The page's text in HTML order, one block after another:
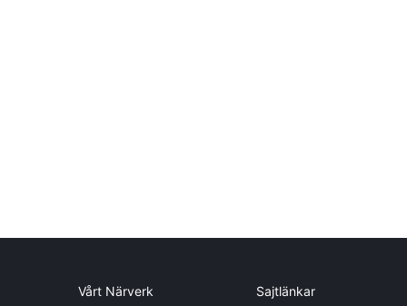
Vårt Närverk Sajtlänkar